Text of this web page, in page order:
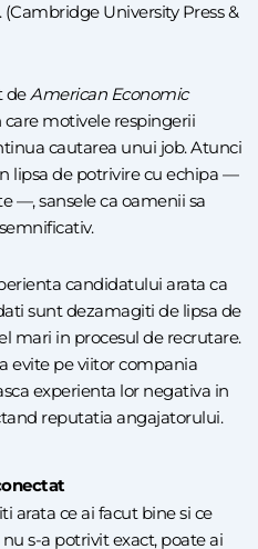
University Press &
deAmerican Economic
care motivele respingerii
cautarea unui job. Atunci
lipsa de potrivire cu echipa —
—, sansele ca oamenii sa
candidatului arata ca
sunt dezamagiti de lipsa de
mari in procesul de recrutare.
evite pe viitor compania
experienta lor negativa in
reputatia angajatorului.
arata ce ai facut bine si ce
s-a potrivit exact, poate ai